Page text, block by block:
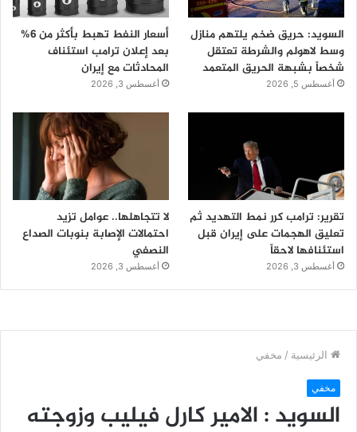
السويد: حريق ضخم يلتهم منازل
وسط لاهولم والشرطة تعتقل
شخصاً بشبهة الحريق المتعمد
أغسطس 5, 2026
أسعار النفط تهبط بأكثر من 6%
بعد إعلان ترامب استئناف
المحادثات مع إيران
أغسطس 3, 2026
تقرير: ترامب كرر نمط التهديد ثم
تعليق الهجمات على إيران قبل
استئنافها لاحقاً
أغسطس 3, 2026
لا تتجاهلها.. عوامل تزيد
احتمالات الإصابة بنوبات الصداع
النصفي
أغسطس 3, 2026